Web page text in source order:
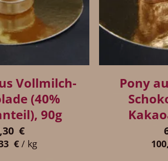
Vollmilch-
(40%
90g
€
€ / kg
Pony